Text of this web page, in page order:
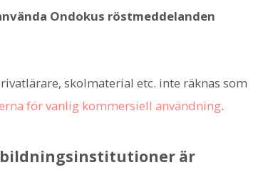
Ondokus röstmeddelanden
skolmaterial etc. inte räknas som
för vanlig kommersiell användning.
är